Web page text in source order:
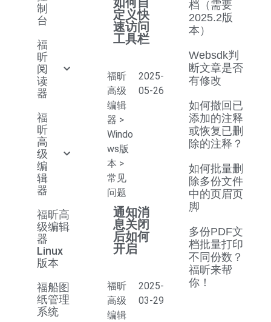
制
台
福
昕
阅
读
器
福
昕
高
级
编
辑
器
福昕高
级编辑
器
Linux
版本
福船图
纸管理
系统
定义快
速访问
工具栏
福昕
高级
编辑
器 >
Windo
ws版
本 >
常见
问题
2025-
05-26
通知消
息关闭
后如何
开启
福昕
高级
编辑
2025-
03-29
档（需要
2025.2版
本）
Websdk判
断文章是否
有修改
如何撤回已
添加的注释
或恢复已删
除的注释？
如何批量删
除多份文件
中的页眉页
脚
多份PDF文
档批量打印
不同份数？
福昕来帮
你！